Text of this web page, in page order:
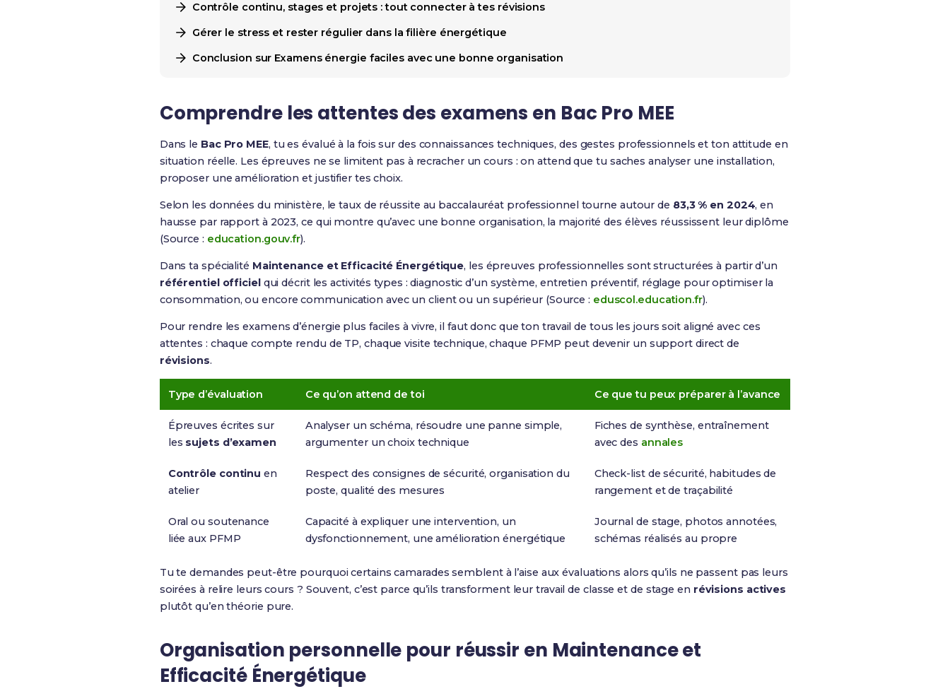
Contrôle continu, stages et projets : tout connecter à tes révisions
Gérer le stress et rester régulier dans la filière énergétique
Conclusion sur Examens énergie faciles avec une bonne organisation
Comprendre les attentes des examens en Bac Pro MEE
Dans le Bac Pro MEE, tu es évalué à la fois sur des connaissances techniques, des gestes professionnels et ton attitude en
situation réelle. Les épreuves ne se limitent pas à recracher un cours : on attend que tu saches analyser une installation,
proposer une amélioration et justifier tes choix.
Selon les données du ministère, le taux de réussite au baccalauréat professionnel tourne autour de 83,3 % en 2024, en
hausse par rapport à 2023, ce qui montre qu’avec une bonne organisation, la majorité des élèves réussissent leur diplôme
(Source : education.gouv.fr).
Dans ta spécialité Maintenance et Efficacité Énergétique, les épreuves professionnelles sont structurées à partir d’un
référentiel officielqui décrit les activités types : diagnostic d’un système, entretien préventif, réglage pour optimiser la
consommation, ou encore communication avec un client ou un supérieur (Source : eduscol.education.fr).
Pour rendre les examens d’énergie plus faciles à vivre, il faut donc que ton travail de tous les jours soit aligné avec ces
attentes : chaque compte rendu de TP, chaque visite technique, chaque PFMP peut devenir un support direct de
révisions.
Type d’évaluation Ce qu’on attend de toi Ce que tu peux préparer à l’avance
Épreuves écrites sur
les sujets d’examen
Analyser un schéma, résoudre une panne simple,
argumenter un choix technique
Fiches de synthèse, entraînement
avec des annales
Contrôle continu en
atelier
Respect des consignes de sécurité, organisation du
poste, qualité des mesures
Check-list de sécurité, habitudes de
rangement et de traçabilité
Oral ou soutenance
liée aux PFMP
Capacité à expliquer une intervention, un
dysfonctionnement, une amélioration énergétique
Journal de stage, photos annotées,
schémas réalisés au propre
Tu te demandes peut-être pourquoi certains camarades semblent à l’aise aux évaluations alors qu’ils ne passent pas leurs
soirées à relire leurs cours ? Souvent, c’est parce qu’ils transforment leur travail de classe et de stage en révisions actives
plutôt qu’en théorie pure.
Organisation personnelle pour réussir en Maintenance et
Efficacité Énergétique